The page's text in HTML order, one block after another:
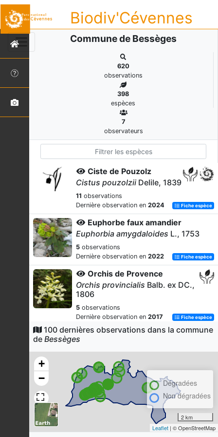
Biodiv'Cévennes
Commune de Bessèges
620
observations
398
espèces
7
observateurs
Ciste de Pouzolz
Cistus pouzolzii Delile, 1839
11 observations
Dernière observation en 2024 Fiche espèce
Euphorbe faux amandier
Euphorbia amygdaloides L., 1753
5 observations
Dernière observation en 2022 Fiche espèce
Orchis de Provence
Orchis provincialis Balb. ex DC.,
1806
5 observations
Dernière observation en 2017 Fiche espèce
Robinier faux-acacia
Robinia pseudoacacia
Dernière observation en
Pin de Salzmann
Pinus nigra
salzmannii
(Dunal) Franco, 1943
2017 Fiche espèce
100 dernières observations dans la commune
de Bessèges
+
−
Dégradées
Non dégradées
2 km
Leaflet | © OpenStreetMap